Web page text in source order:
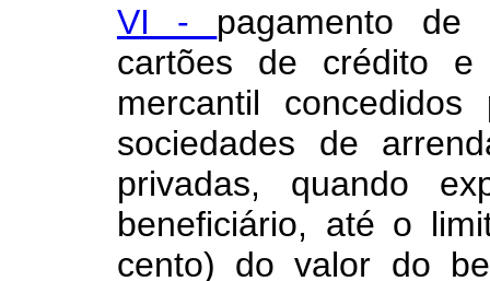
VI - pagamento de
cartões de crédito e
mercantil
sociedades de
privadas, quando
beneficiário, até o
cento) do valor do